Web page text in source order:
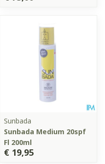
Sunbada
Sunbada Medium 20spf
Fl 200ml
€ 19,95